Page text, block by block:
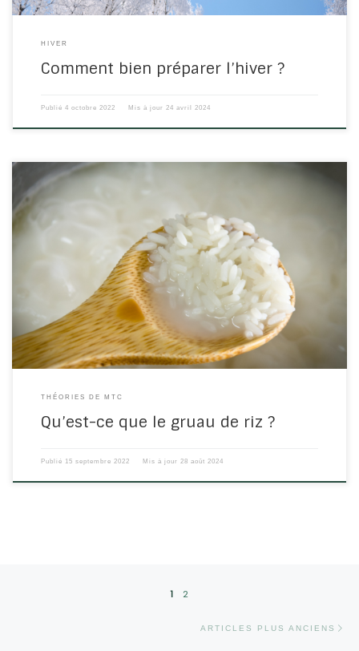
HIVER
Comment bien préparer l’hiver ?
Publié 4 octobre 2022 Mis à jour 24 avril 2024
Gruau de riz, zhou, bol, porridge… Le principe est le même. Cette
bouillie de riz est utilisée pour ses vertus tonifiantes. Elle aide à
maintenir une bonne santé. Mais quels sont les bienfaits du gruau
de riz ? Qu’est-ce que le gruau de riz ? Tout d’abord, qu’est-ce
THÉORIES DE MTC
Qu’est-ce que le gruau de riz ?
Publié 15 septembre 2022 Mis à jour 28 août 2024
1 2
ARTICLES PLUS ANCIENS